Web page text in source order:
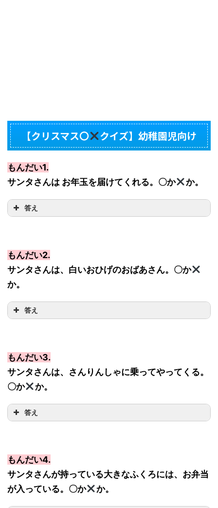
【クリスマス〇 クイズ】幼稚園児向け
もんだい1.
サンタさんは お年玉を届けてくれる。〇か
か。
答え
もんだい2.
サンタさんは、白いおひげのおばあさん。〇か
か。
答え
もんだい3.
サンタさんは、さんりんしゃに乗ってやってくる。
〇か
か。
答え
もんだい4.
サンタさんが持っている大きなふくろには、お弁当
が入っている。〇か
か。